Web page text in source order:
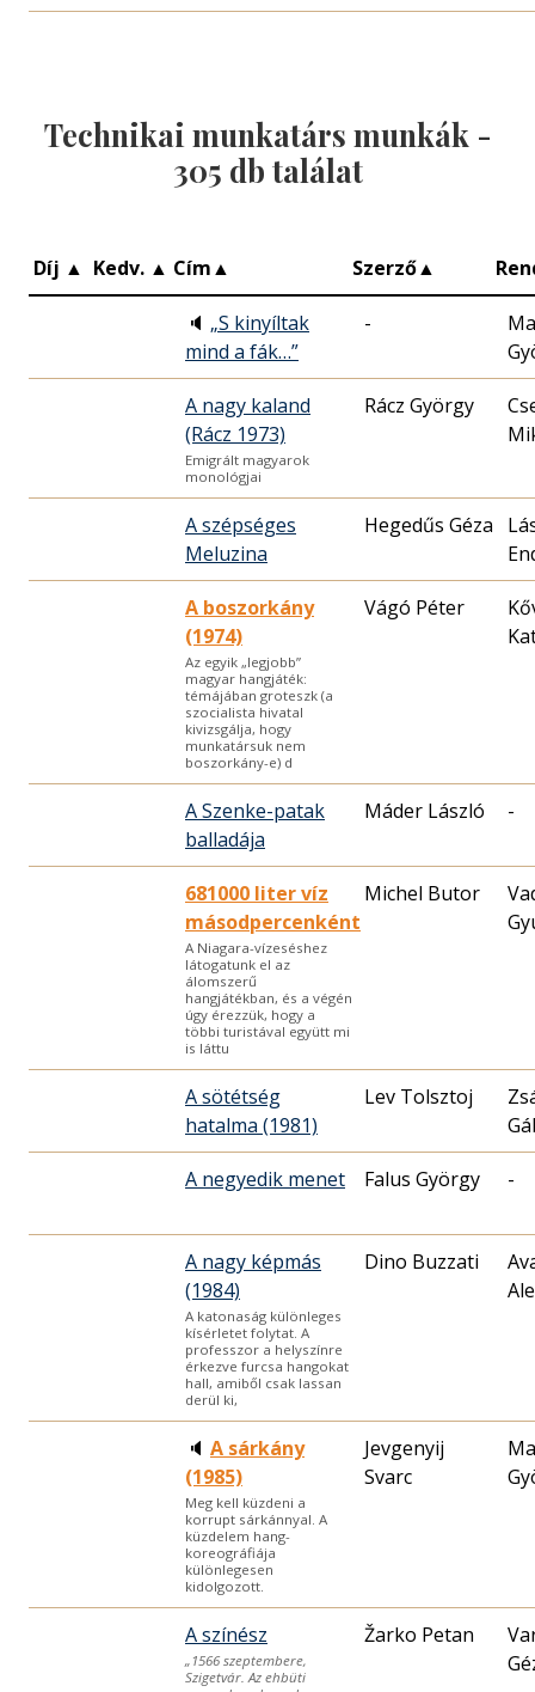
Technikai munkatárs munkák -
305 db találat
Díj ▲ Kedv. ▲ Cím▲ Szerző▲
🔈 „S kinyíltak
mind a fák…”
-
A nagy kaland
(Rácz 1973)
Emigrált magyarok
monológjai
Rácz György
A szépséges
Meluzina
Hegedűs Géza
A boszorkány
(1974)
Az egyik „legjobb”
magyar hangjáték:
témájában groteszk (a
szocialista hivatal
kivizsgálja, hogy
munkatársuk nem
boszorkány-e) d
Vágó Péter
A Szenke-patak
balladája
Máder László -
681000 liter víz
másodpercenként
A Niagara-vízeséshez
látogatunk el az
álomszerű
hangjátékban, és a végén
úgy érezzük, hogy a
többi turistával együtt mi
is láttu
Michel Butor
A sötétség
hatalma (1981)
Lev Tolsztoj
A negyedik menet Falus György -
A nagy képmás
(1984)
A katonaság különleges
kísérletet folytat. A
professzor a helyszínre
érkezve furcsa hangokat
hall, amiből csak lassan
derül ki,
Dino Buzzati
🔈 A sárkány
(1985)
Meg kell küzdeni a
korrupt sárkánnyal. A
küzdelem hang-
koreográfiája
különlegesen
kidolgozott.
Jevgenyij
Svarc
A színész
„1566 szeptembere,
Szigetvár. Az ehbüti
Žarko Petan